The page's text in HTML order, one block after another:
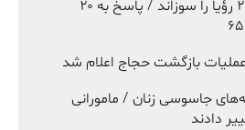
ناو وینسنس ۲۹۱ رؤیا را سوزاند / پاسخ به ۲۰
بازگشت حجاج اعلام شد
جاسوسی زنان / مامورانی
دادند